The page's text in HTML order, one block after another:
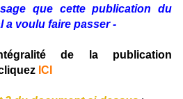
que cette publication du
a voulu faire passer -
de la publication
ICI